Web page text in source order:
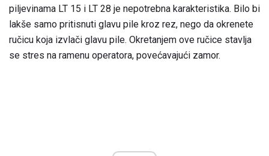
piljevinama LT 15 i LT 28 je nepotrebna karakteristika. Bilo bi
lakše samo pritisnuti glavu pile kroz rez, nego da okrenete
ručicu koja izvlači glavu pile. Okretanjem ove ručice stavlja
se stres na ramenu operatora, povećavajući zamor.